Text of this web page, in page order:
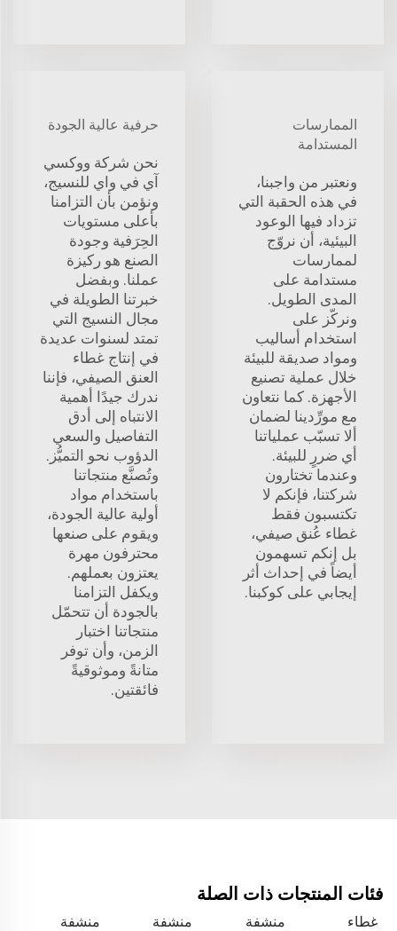
الممارسات
المستدامة
ونعتبر من واجبنا،
في هذه الحقبة التي
تزداد فيها الوعود
البيئية، أن نروّج
لممارسات
مستدامة على
المدى الطويل.
ونركّز على
استخدام أساليب
ومواد صديقة للبيئة
خلال عملية تصنيع
الأجهزة. كما نتعاون
مع مورِّدينا لضمان
ألا تسبّب عملياتنا
أي ضررٍ للبيئة.
وعندما تختارون
شركتنا، فإنكم لا
تكتسبون فقط
غطاء عُنق صيفي،
بل إنكم تسهمون
أيضاً في إحداث أثر
إيجابي على كوكبنا.
حرفية عالية الجودة
نحن شركة ووكسي
آي في واي للنسيج،
ونؤمن بأن التزامنا
بأعلى مستويات
الحِرَفية وجودة
الصنع هو ركيزة
عملنا. وبفضل
خبرتنا الطويلة في
مجال النسيج التي
تمتد لسنوات عديدة
في إنتاج غطاء
العنق الصيفي، فإننا
ندرك جيدًا أهمية
الانتباه إلى أدق
التفاصيل والسعي
الدؤوب نحو التميُّز.
وتُصنَّع منتجاتنا
باستخدام مواد
أولية عالية الجودة،
ويقوم على صنعها
محترفون مهرة
يعتزون بعملهم.
ويكفل التزامنا
بالجودة أن تتحمّل
منتجاتنا اختبار
الزمن، وأن توفر
متانةً وموثوقيةً
فائقتين.
فئات المنتجات ذات الصلة
غطاء
منشفة
منشفة
منشفة